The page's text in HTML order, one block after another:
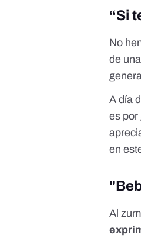
“Si
No
de
A día
es
en
Al